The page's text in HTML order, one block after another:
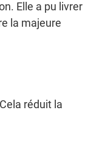
Elle a pu livrer
la majeure
réduit la